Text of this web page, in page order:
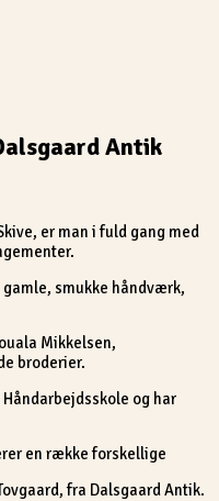
Antik
er man i fuld gang med
smukke håndværk,
Mikkelsen,
broderier.
og har
en række forskellige
fra Dalsgaard Antik.